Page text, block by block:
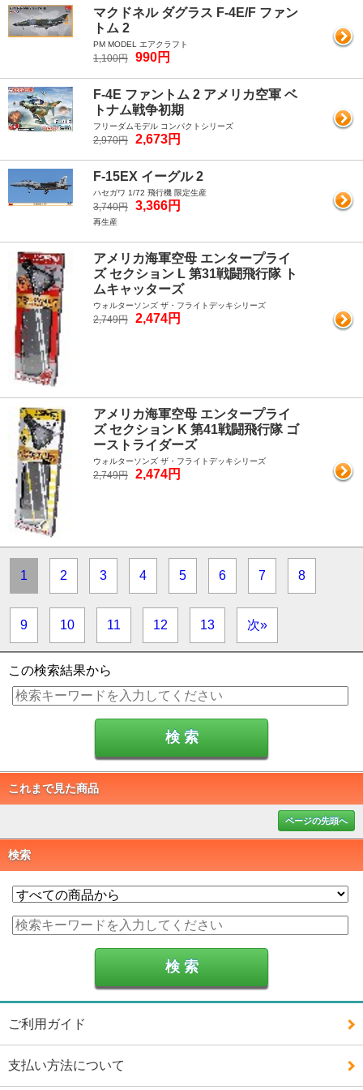
マクドネル ダグラス F-4E/F ファン
トム 2
PM MODEL エアクラフト
1,100円 990円
F-4E ファントム 2 アメリカ空軍 ベ
トナム戦争初期
フリーダムモデル コンパクトシリーズ
2,970円 2,673円
F-15EX イーグル 2
ハセガワ 1/72 飛行機 限定生産
3,740円 3,366円
再生産
アメリカ海軍空母 エンタープライ
ズ セクション L 第31戦闘飛行隊 ト
ムキャッターズ
ウォルターソンズ ザ・フライトデッキシリーズ
2,749円 2,474円
アメリカ海軍空母 エンタープライ
ズ セクション K 第41戦闘飛行隊 ゴ
ーストライダーズ
ウォルターソンズ ザ・フライトデッキシリーズ
2,749円 2,474円
1 2 3 4 5 6 7 8
9 10 11 12 13 次»
この検索結果から
これまで見た商品
ページの先頭へ
検索
ご利用ガイド
支払い方法について